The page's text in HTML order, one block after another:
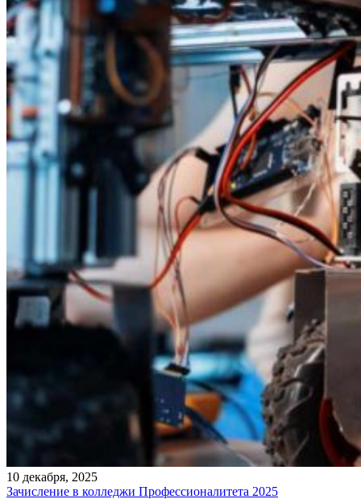
10 декабря, 2025
Зачисление в колледжи Профессионалитета 2025